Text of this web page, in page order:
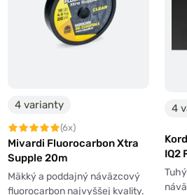
4 varianty
(6x)
Mivardi Fluorocarbon Xtra
Supple 20m
Mäkký a poddajný náväzcový
fluorocarbon najvyššej kvality.
4
IQ2